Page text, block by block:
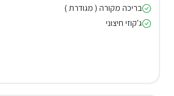
בריכה מקורה ( מגודרת )
ג'קוזי חיצוני